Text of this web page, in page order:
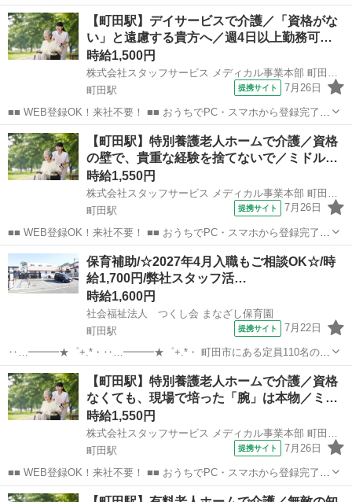
電話・メールでお仕事を紹介していくので、来社は不要♪ 業界最大級
のお仕事の中から、 あなたの「叶えたい」を叶えられる職場をご紹介
します！ ■■ 資...
東京 町田市 町田駅 その他
【町田駅】デイサービスで介護／「資格がな
い」と遠慮する貴方へ／週4日以上勤務可…
時給1,500円
株式会社スタッフサービス メディカル事業本部 町田介護オフィス
町田駅
提携サイト 7月26日
■■ WEB登録OK！来社不要！ ■■ おうちでPC・スマホから登録完了！
電話・メールでお仕事を紹介していくので、来社は不要♪ 業界最大級
のお仕事の中から、 あなたの「叶えたい」を叶えられる職場をご紹介
します！ ■■ 資...
東京 町田市 町田駅 介護
【町田駅】特別養護老人ホームで介護／資格
の壁で、貴重な経験を捨てないで／ミドル…
時給1,550円
町田駅
提携サイト 7月26日
■■ WEB登録OK！来社不要！ ■■ おうちでPC・スマホから登録完了！
電話・メールでお仕事を紹介していくので、来社は不要♪ 業界最大級
のお仕事の中から、 あなたの「叶えたい」を叶えられる職場をご紹介
します！ ■■ 資...
東京 町田市 町田駅
保育補助/☆2027年4月入職もご相談OK☆/時
給1,700円/弊社スタッフ活…
時給1,600円
社会福祉法人 つくし会 まなざし保育園
町田駅
提携サイト 7月22日
‥…━━━★゜+.*・‥…━━━★゜+.*・ 町田市にある定員110名の認
可保育園で 派遣保育士の募集になります！ ‥…━━━★゜+.*・
‥…━━━★゜+.*・ ◎お仕事内容◎ ・保育補助業務 ・書き物 (連絡
帳程...
東京 町田市 町田駅 保育士
【町田駅】特別養護老人ホームで介護／資格
なくても、現場で培った「腕」は本物／ミ…
時給1,550円
株式会社スタッフサービス メディカル事業本部 町田介護オフィス
町田駅
提携サイト 7月26日
■■ WEB登録OK！来社不要！ ■■ おうちでPC・スマホから登録完了！
電話・メールでお仕事を紹介していくので、来社は不要♪ 業界最大級
東京 町田市 町田駅 その他